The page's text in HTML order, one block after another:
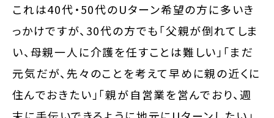
これは40代・50代のUターン希望の方に多いき
っかけですが、30代の方でも「父親が倒れてしま
い、母親一人に介護を任すことは難しい」「まだ
元気だが、先々のことを考えて早めに親の近くに
住んでおきたい」「親が自営業を営んでおり、週